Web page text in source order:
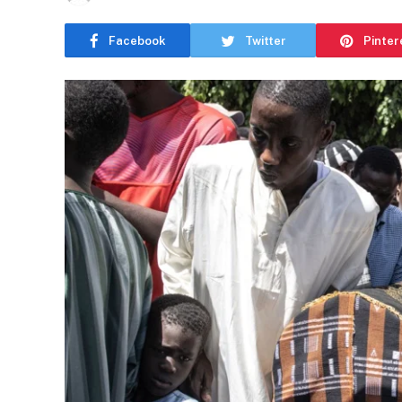
Facebook Twitter